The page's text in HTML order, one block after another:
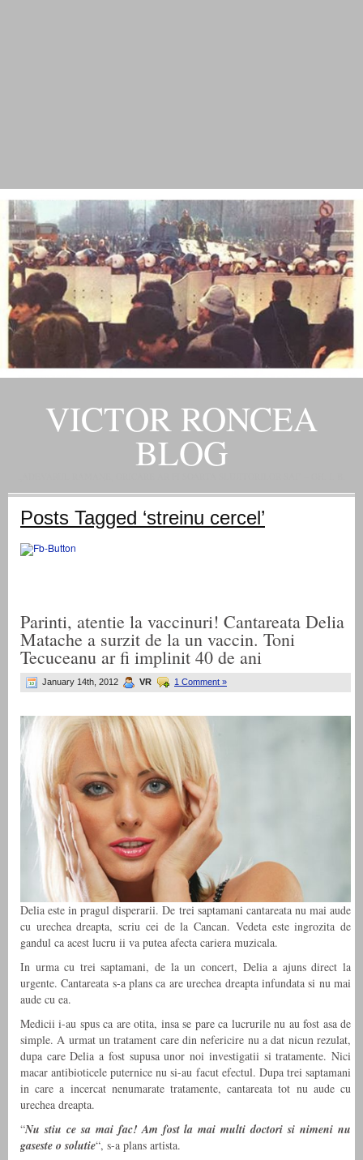
VICTOR RONCEA
BLOG
Posts Tagged ‘streinu cercel’
Parinti, atentie la vaccinuri! Cantareata Delia
Matache a surzit de la un vaccin. Toni
Tecuceanu ar fi implinit 40 de ani
January 14th, 2012 VR 1 Comment »
Delia este in pragul disperarii. De trei saptamani cantareata nu mai aude
cu urechea dreapta, scriu cei de la Cancan. Vedeta este ingrozita de
gandul ca acest lucru ii va putea afecta cariera muzicala.
In urma cu trei saptamani, de la un concert, Delia a ajuns direct la
urgente. Cantareata s-a plans ca are urechea dreapta infundata si nu mai
aude cu ea.
Medicii i-au spus ca are otita, insa se pare ca lucrurile nu au fost asa de
simple. A urmat un tratament care din nefericire nu a dat nicun rezulat,
dupa care Delia a fost supusa unor noi investigatii si tratamente. Nici
macar antibioticele puternice nu si-au facut efectul. Dupa trei saptamani
in care a incercat nenumarate tratamente, cantareata tot nu aude cu
urechea dreapta.
“Nu stiu ce sa mai fac! Am fost la mai multi doctori si nimeni nu
gaseste o solutie“, s-a plans artista.